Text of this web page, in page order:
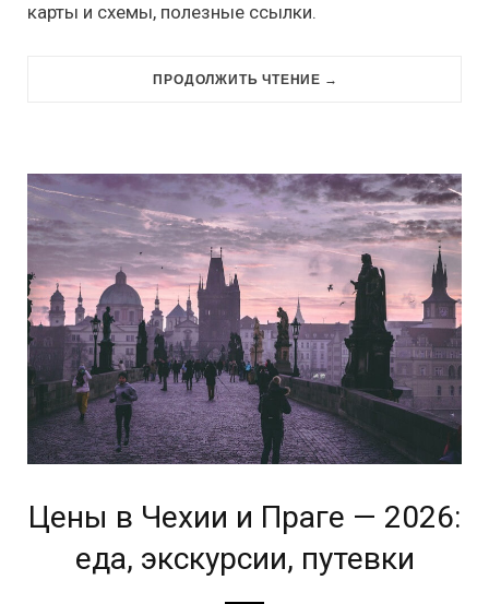
карты и схемы, полезные ссылки.
ПРОДОЛЖИТЬ ЧТЕНИЕ →
Цены в Чехии и Праге — 2026:
еда, экскурсии, путевки